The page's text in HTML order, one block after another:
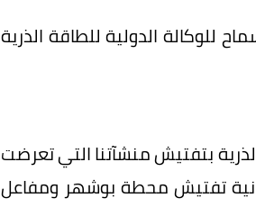
للوكالة الدولية للطاقة الذرية
بتفتيش منشآتنا التي تعرضت
تفتيش محطة بوشهر ومفاعل